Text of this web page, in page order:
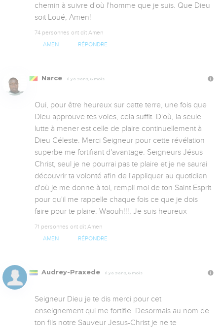
chemin à suivre d'où l'homme que je suis. Que Dieu
soit Loué, Amen!
74 personnes ont dit Amen
AMEN RÉPONDRE
Narce Il y a 9 ans, 6 mois
Oui, pour être heureux sur cette terre, une fois que
Dieu approuve tes voies, cela suffit. D'où, la seule
lutte à mener est celle de plaire continuellement à
Dieu Céleste. Merci Seigneur pour cette révélation
superbe me fortifiant d'avantage. Seigneurs Jésus
Christ, seul je ne pourrai pas te plaire et je ne saurai
découvrir ta volonté afin de l'appliquer au quotidien
d'où je me donne à toi, rempli moi de ton Saint Esprit
pour qu'il me rappelle chaque fois ce que je dois
faire pour te plaire. Waouh!!!, Je suis heureux
71 personnes ont dit Amen
AMEN RÉPONDRE
Audrey-Praxede Il y a 9 ans, 6 mois
Seigneur Dieu je te dis merci pour cet
enseignement qui me fortifie. Desormais au nom de
ton fils notre Sauveur Jesus-Christ je ne te